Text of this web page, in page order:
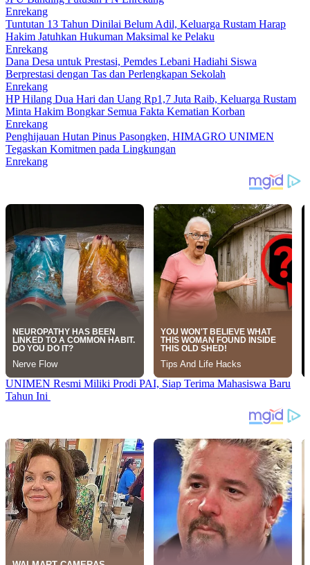
Enrekang
Tuntutan 13 Tahun Dinilai Belum Adil, Keluarga Rustam Harap
Hakim Jatuhkan Hukuman Maksimal ke Pelaku
Enrekang
Dana Desa untuk Prestasi, Pemdes Lebani Hadiahi Siswa
Berprestasi dengan Tas dan Perlengkapan Sekolah
Enrekang
HP Hilang Dua Hari dan Uang Rp1,7 Juta Raib, Keluarga Rustam
Minta Hakim Bongkar Semua Fakta Kematian Korban
Enrekang
Penghijauan Hutan Pinus Pasongken, HIMAGRO UNIMEN
Tegaskan Komitmen pada Lingkungan
Enrekang
UNIMEN Resmi Miliki Prodi PAI, Siap Terima Mahasiswa Baru
Tahun Ini